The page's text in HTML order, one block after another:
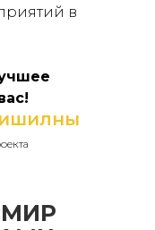
в
МИР